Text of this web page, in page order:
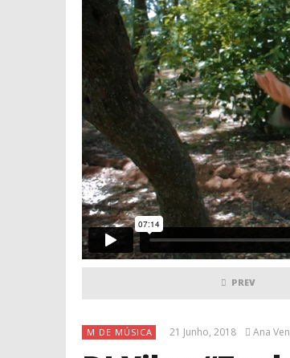
PREV
M DE MÚSICA 21 Junho, 2018 Ana